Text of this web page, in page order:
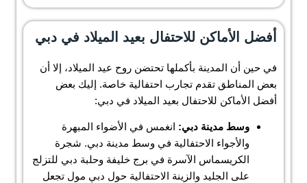
أفضل الأماكن للاحتفال بعيد الميلاد في دبي
في حين أن المدينة بأكملها تحتضن روح عيد الميلاد، إلا أن
بعض المناطق تقدم تجارب احتفالية خاصة. إليك بعض
أفضل الأماكن للاحتفال بعيد الميلاد في دبي:
وسط مدينة دبي: انغمس في الأضواء المبهرة
والأجواء الاحتفالية في وسط مدينة دبي. شجرة
الكريسماس الآسرة في برج خليفة وحلبة دبي للتزلج
على الجليد والزينة الاحتفالية حول دبي مول تجعل